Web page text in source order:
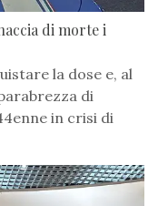
di morte i
la dose e, al
di
in crisi di